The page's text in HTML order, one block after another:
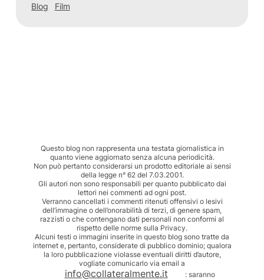
Blog
Film
Questo blog non rappresenta una testata giornalistica in
quanto viene aggiornato senza alcuna periodicità.
Non può pertanto considerarsi un prodotto editoriale ai sensi
della legge n° 62 del 7.03.2001.
Gli autori non sono responsabili per quanto pubblicato dai
lettori nei commenti ad ogni post.
Verranno cancellati i commenti ritenuti offensivi o lesivi
dell’immagine o dell’onorabilità di terzi, di genere spam,
razzisti o che contengano dati personali non conformi al
rispetto delle norme sulla Privacy.
Alcuni testi o immagini inserite in questo blog sono tratte da
internet e, pertanto, considerate di pubblico dominio; qualora
la loro pubblicazione violasse eventuali diritti d’autore,
vogliate comunicarlo via email a
info@collateralmente.it
: saranno